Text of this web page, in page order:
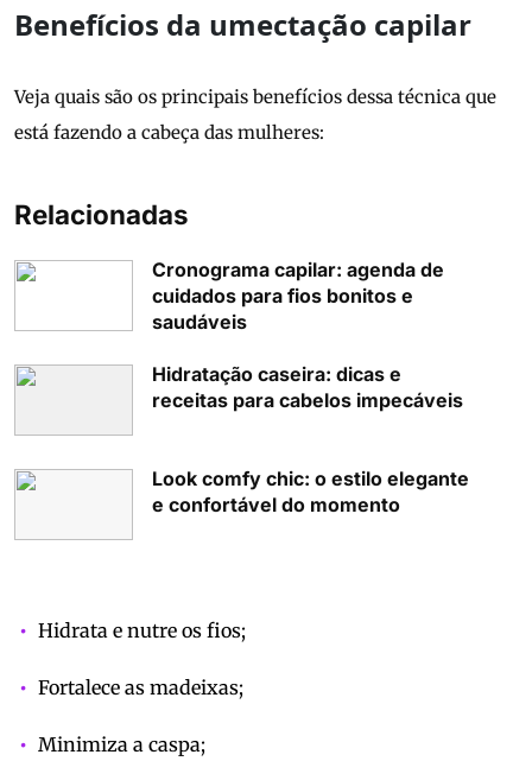
Benefícios da umectação capilar
Veja quais são os principais benefícios dessa técnica que
está fazendo a cabeça das mulheres:
Relacionadas
Cronograma capilar: agenda de
cuidados para fios bonitos e
saudáveis
Hidratação caseira: dicas e
receitas para cabelos impecáveis
Look comfy chic: o estilo elegante
e confortável do momento
Hidrata e nutre os fios;
Fortalece as madeixas;
Minimiza a caspa;